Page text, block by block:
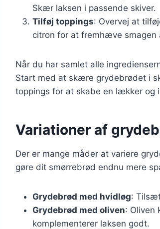
Skær laksen i passende skiver.
Tilføj toppings: Overvej at
citron for at fremhæve smagen
Når du har samlet alle
Start med at skære grydebrødet i
toppings for at skabe en lækker og
Variationer af
Der er mange måder at variere
gøre dit smørrebrød endnu mere
Grydebrød med hvidløg:
Grydebrød med oliven: Oliven
komplementerer laksen godt.